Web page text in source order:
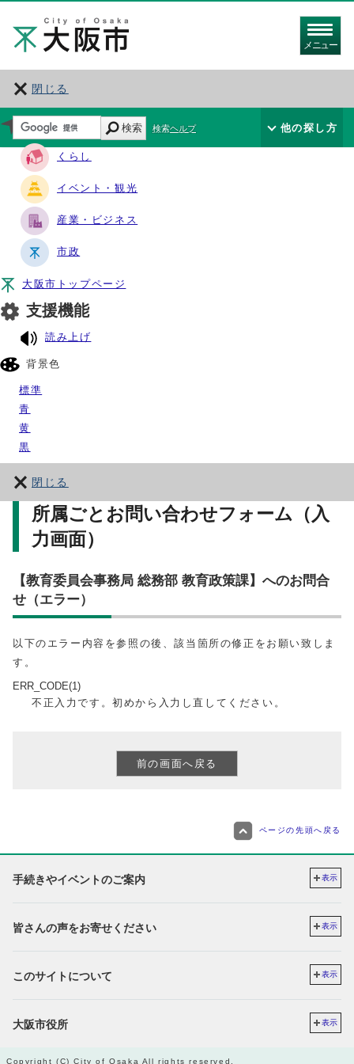
メニュー
閉じる
サイト・ナビ
くらし
イベント・観光
産業・ビジネス
市政
大阪市トップページ
支援機能
読み上げ
背景色
標準
青
黄
黒
閉じる
検索 検索ヘルプ 他の探し方
所属ごとお問い合わせフォーム（入
力画面）
【教育委員会事務局 総務部 教育政策課】へのお問合
せ（エラー）
以下のエラー内容を参照の後、該当箇所の修正をお願い致しま
す。
ERR_CODE(1)
不正入力です。初めから入力し直してください。
ページの先頭へ戻る
手続きやイベントのご案内 表示
皆さんの声をお寄せください 表示
このサイトについて 表示
大阪市役所 表示
Copyright (C) City of Osaka All rights reserved.